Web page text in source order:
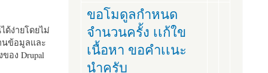
ด้ง่ายโดยไม่
นข้อมูลและ
อง Drupal
ขอโมดูลกำหนด
จำนวนครั้ง เเก้ใข
เนื้อหา ขอคำเเนะ
นำครับ